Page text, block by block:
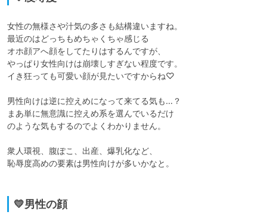
女性の無様さや汁気の多さも結構違いますね。
最近のはどっちもめちゃくちゃ感じる
オホ顔アへ顔をしてたりはするんですが、
やっぱり女性向けは崩壊しすぎない程度です。
イき狂っても可愛い顔が見たいですからね♡
男性向けは逆に控えめになって来てる気も…？
まあ単に無意識に控えめ系を選んでいるだけ
のような気もするのでよくわかりません。
衆人環視、腹ぽこ、出産、爆乳化など、
恥辱度高めの要素は男性向けが多いかなと。
💛男性の顔